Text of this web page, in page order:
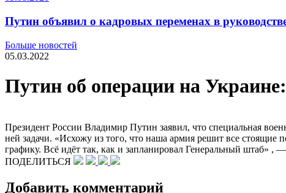
Путин объявил о кадровых переменах в
Больше новостей
05.03.2022
Путин об операции на
Президент России Владимир Путин заявил, что специальная
ней задачи. «Исхожу из того, что наша армия решит все стоящие
графику. Всё идёт так, как и запланировал Генеральный штаб» ,
ПОДЕЛИТЬСЯ
Добавить комментарий